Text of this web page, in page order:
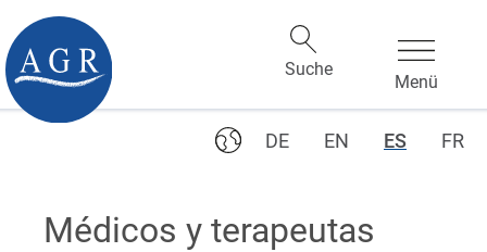
DE EN ES FR
Médicos y terapeutas